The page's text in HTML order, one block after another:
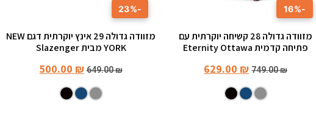
-16%
מזוודה גדולה 28 קשיחה יוקרתית עם
פתיחה קדמית Eternity Ottawa
749.00₪
629.00 ₪
-23%
מזוודה גדולה 29 אינץ יוקרתית דגם NEW
YORK מבית Slazenger
649.00₪
500.00 ₪